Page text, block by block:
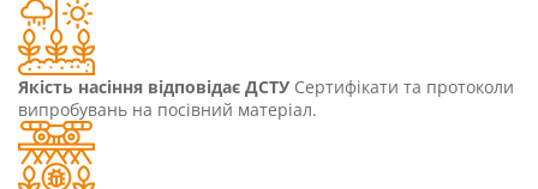
Якість насіння відповідає ДСТУ Сертифікати та протоколи
випробувань на посівний матеріал.